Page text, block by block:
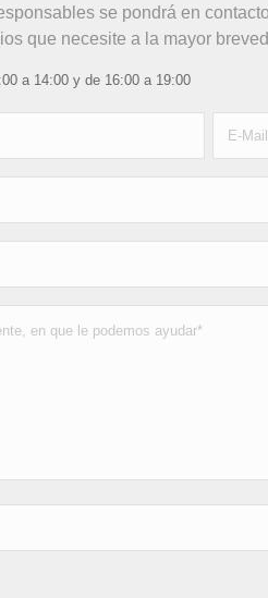
se pondrá en
que necesite a la mayor
a 14:00 y de 16:00 a 19:00